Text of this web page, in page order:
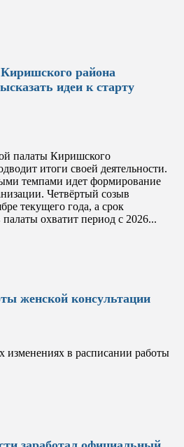
района
идеи к старту
палаты Киришского
итоги своей деятельности.
темпами идет формирование
Четвёртый созыв
текущего года, а срок
охватит период с 2026...
женской консультации
в расписании работы